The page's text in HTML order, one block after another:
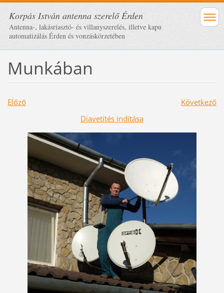
Korpás István antenna szerelő Érden
Antenna-, lakásriasztó- és villanyszerelés, illetve kapu
automatizálás Érden és vonzáskörzetében
Munkában
Előző
Következő
Diavetítés indítása